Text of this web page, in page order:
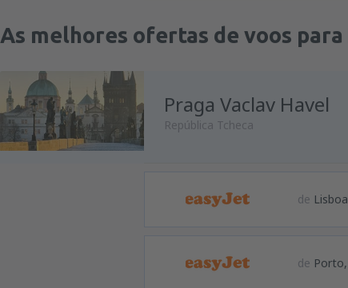
As melhores ofertas de voos
Praga Vaclav Havel
República Tcheca
de
de